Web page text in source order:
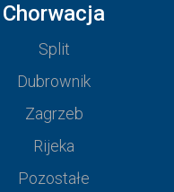
Chorwacja
Split
Dubrownik
Zagrzeb
Rijeka
Pozostałe